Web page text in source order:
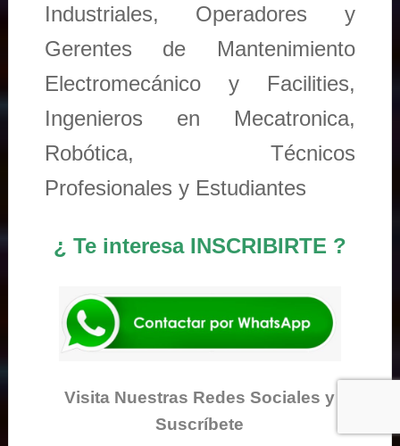
Industriales, Operadores y
Gerentes de Mantenimiento
Electromecánico y Facilities,
Ingenieros en Mecatronica,
Robótica, Técnicos
Profesionales y Estudiantes
¿ Te interesa INSCRIBIRTE ?
Visita Nuestras Redes Sociales y
Suscríbete